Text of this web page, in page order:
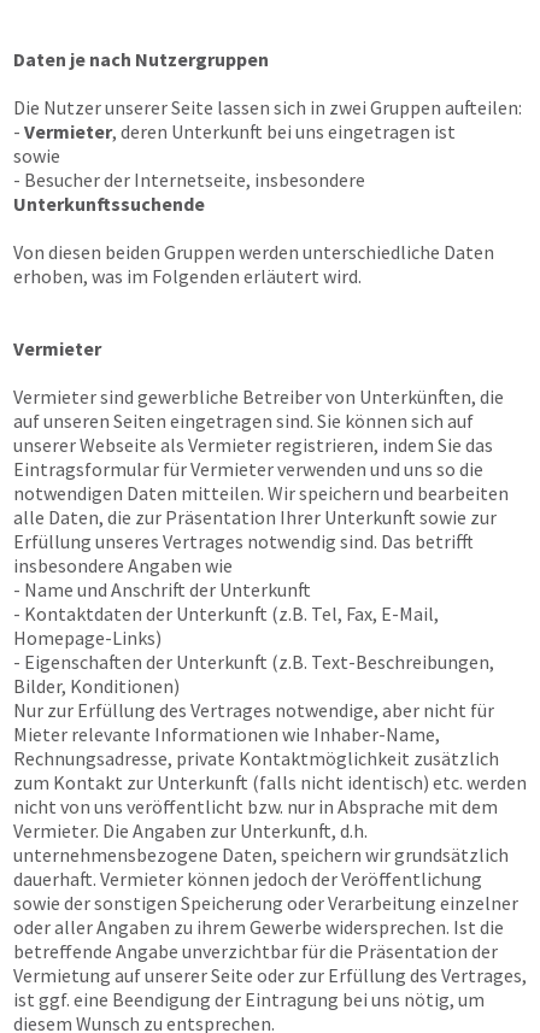
Daten je nach Nutzergruppen
Die Nutzer unserer Seite lassen sich in zwei Gruppen aufteilen:
- Vermieter, deren Unterkunft bei uns eingetragen ist
sowie
- Besucher der Internetseite, insbesondere
Unterkunftssuchende
Von diesen beiden Gruppen werden unterschiedliche Daten
erhoben, was im Folgenden erläutert wird.
Vermieter
Vermieter sind gewerbliche Betreiber von Unterkünften, die
auf unseren Seiten eingetragen sind. Sie können sich auf
unserer Webseite als Vermieter registrieren, indem Sie das
Eintragsformular für Vermieter verwenden und uns so die
notwendigen Daten mitteilen. Wir speichern und bearbeiten
alle Daten, die zur Präsentation Ihrer Unterkunft sowie zur
Erfüllung unseres Vertrages notwendig sind. Das betrifft
insbesondere Angaben wie
- Name und Anschrift der Unterkunft
- Kontaktdaten der Unterkunft (z.B. Tel, Fax, E-Mail,
Homepage-Links)
- Eigenschaften der Unterkunft (z.B. Text-Beschreibungen,
Bilder, Konditionen)
Nur zur Erfüllung des Vertrages notwendige, aber nicht für
Mieter relevante Informationen wie Inhaber-Name,
Rechnungsadresse, private Kontaktmöglichkeit zusätzlich
zum Kontakt zur Unterkunft (falls nicht identisch) etc. werden
nicht von uns veröffentlicht bzw. nur in Absprache mit dem
Vermieter. Die Angaben zur Unterkunft, d.h.
unternehmensbezogene Daten, speichern wir grundsätzlich
dauerhaft. Vermieter können jedoch der Veröffentlichung
sowie der sonstigen Speicherung oder Verarbeitung einzelner
oder aller Angaben zu ihrem Gewerbe widersprechen. Ist die
betreffende Angabe unverzichtbar für die Präsentation der
Vermietung auf unserer Seite oder zur Erfüllung des Vertrages,
ist ggf. eine Beendigung der Eintragung bei uns nötig, um
diesem Wunsch zu entsprechen.